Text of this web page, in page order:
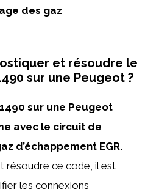
des gaz
et résoudre le
sur une Peugeot ?
sur une Peugeot
avec le circuit de
d’échappement EGR.
résoudre ce code, il est
les connexions